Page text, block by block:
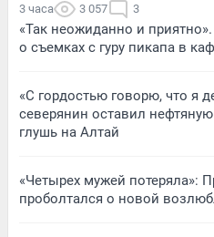
3 часа 3 057 3
«Так неожиданно и
о съемках с гуру пикапа в
«С гордостью говорю, что я
северянин оставил
глушь на Алтай
«Четырех мужей потеряла»:
проболтался о новой